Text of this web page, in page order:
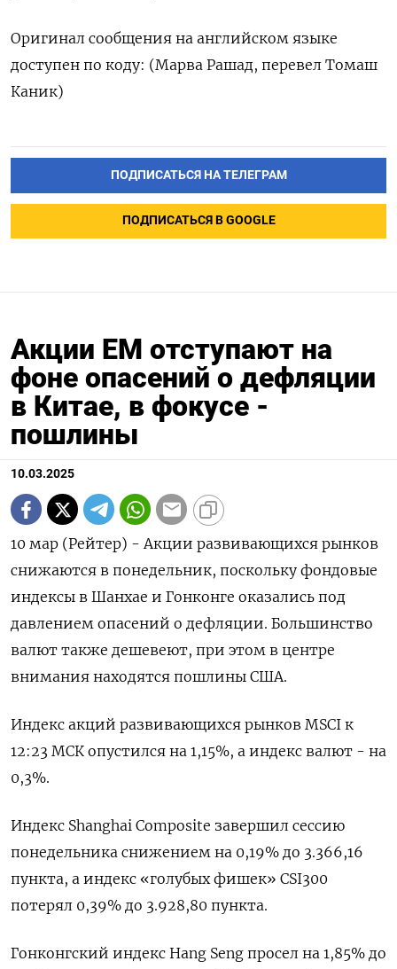
Оригинал сообщения на английском языке
доступен по коду: (Марва Рашад, перевел Томаш
Каник)
ПОДПИСАТЬСЯ НА ТЕЛЕГРАМ
ПОДПИСАТЬСЯ В GOOGLE
Акции EM отступают на
фоне опасений о дефляции
в Китае, в фокусе -
пошлины
10.03.2025
10 мар (Рейтер) - Акции развивающихся рынков
снижаются в понедельник, поскольку фондовые
индексы в Шанхае и Гонконге оказались под
давлением опасений о дефляции. Большинство
валют также дешевеют, при этом в центре
внимания находятся пошлины США.
Индекс акций развивающихся рынков MSCI к
12:23 МСК опустился на 1,15%, а индекс валют - на
0,3%.
Индекс Shanghai Composite завершил сессию
понедельника снижением на 0,19% до 3.366,16
пункта, а индекс «голубых фишек» CSI300
потерял 0,39% до 3.928,80 пункта.
Гонконгский индекс Hang Seng просел на 1,85% до